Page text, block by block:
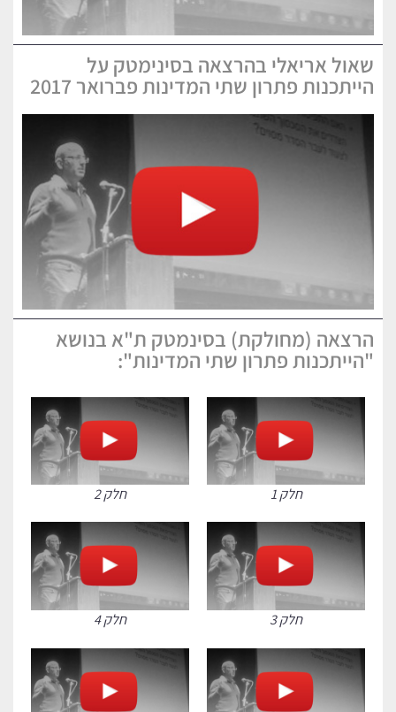
שאול אריאלי בהרצאה בסינימטק על
הייתכנות פתרון שתי המדינות פברואר 2017
הרצאה (מחולקת) בסינמטק ת"א בנושא
"הייתכנות פתרון שתי המדינות":
חלק 1 חלק 2
חלק 3 חלק 4